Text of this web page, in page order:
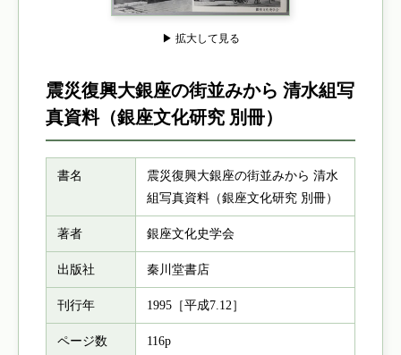
▶ 拡大して見る
震災復興大銀座の街並みから 清水組写
真資料（銀座文化研究 別冊）
書名
震災復興大銀座の街並みから 清水
組写真資料（銀座文化研究 別冊）
著者 銀座文化史学会
出版社 秦川堂書店
刊行年 1995［平成7.12］
ページ数 116p